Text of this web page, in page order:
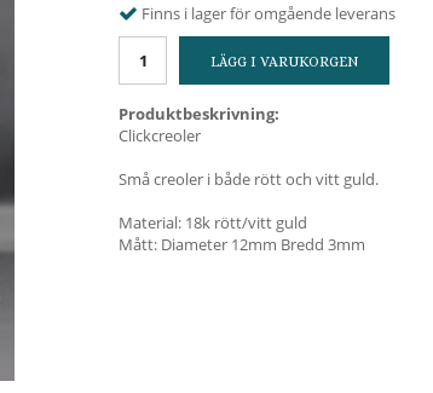
Finns i lager för omgående leverans
LÄGG I VARUKORGEN
Produktbeskrivning:
Clickcreoler
Små creoler i både rött och vitt guld.
Material: 18k rött/vitt guld
Mått: Diameter 12mm Bredd 3mm